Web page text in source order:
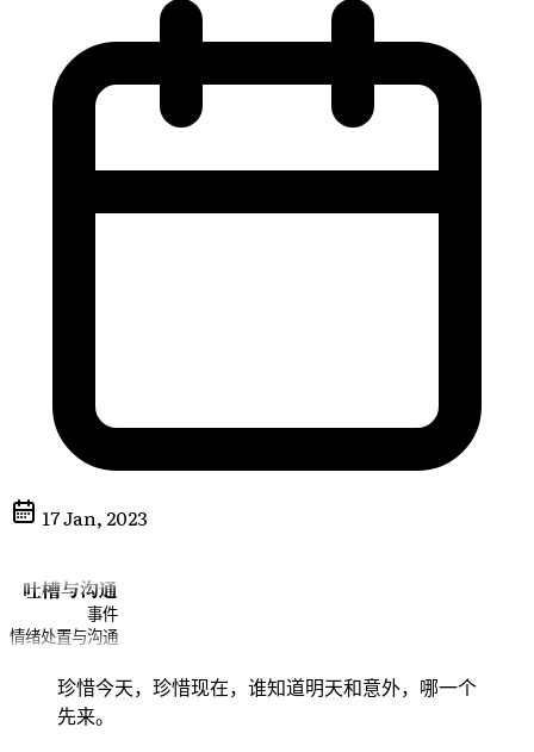
17 Jan, 2023
吐槽与沟通
事件
情绪处置与沟通
珍惜今天，珍惜现在，谁知道明天和意外，哪一个
先来。